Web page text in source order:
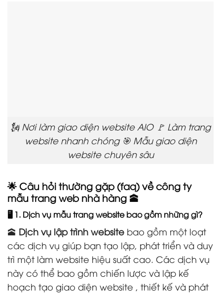
🗽 Nơi làm giao diện website AIO 🚩 Làm trang
website nhanh chóng 🎯 Mẫu giao diện
website chuyên sâu
🌟 Câu hỏi thường gặp (faq) về công ty
mẫu trang web nhà hàng 🕋
🖥️ 1. Dịch vụ mẫu trang website bao gồm những gì?
🕋 Dịch vụ lập trình website bao gồm một loạt
các dịch vụ giúp bạn tạo lập, phát triển và duy
trì một làm website hiệu suất cao. Các dịch vụ
này có thể bao gồm chiến lược và lập kế
hoạch tạo giao diện website , thiết kế và phát